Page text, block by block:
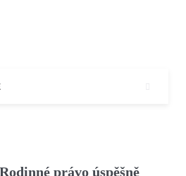
právo úspěšně